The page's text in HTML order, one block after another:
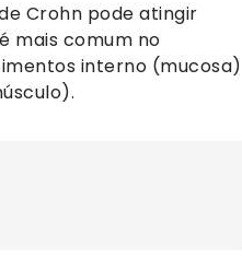
Crohn pode atingir
mais comum no
interno (mucosa)